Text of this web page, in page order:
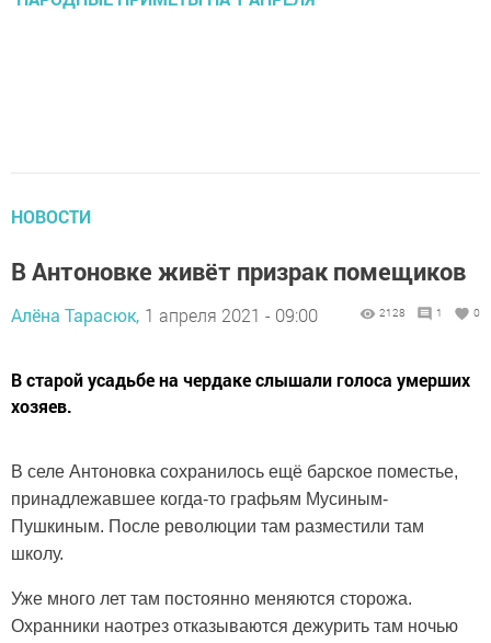
НОВОСТИ
В Антоновке живёт призрак помещиков
Алёна Тарасюк, 1 апреля 2021 - 09:00 2128 1 0
В старой усадьбе на чердаке слышали голоса умерших
хозяев.
В селе Антоновка сохранилось ещё барское поместье,
принадлежавшее когда-то графьям Мусиным-
Пушкиным. После революции там разместили там
школу.
Уже много лет там постоянно меняются сторожа.
Охранники наотрез отказываются дежурить там ночью